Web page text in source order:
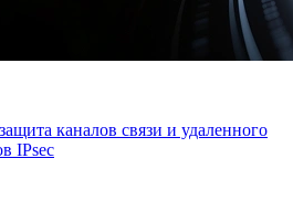
каналов связи и удаленного
IPsec